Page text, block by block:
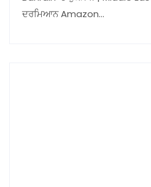
ਦਰਮਿਆਨ Amazon…